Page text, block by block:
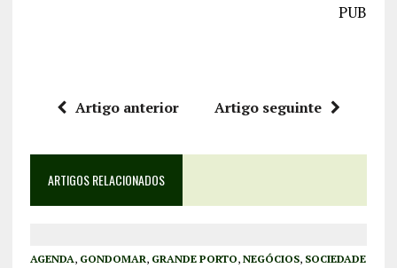
PUB
Artigo anterior Artigo seguinte
ARTIGOS RELACIONADOS
AGENDA, GONDOMAR, GRANDE PORTO, NEGÓCIOS, SOCIEDADE